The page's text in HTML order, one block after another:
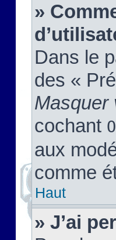
»
Dans le
des «
Masquer
cochant
aux
comme
Haut
» J’ai